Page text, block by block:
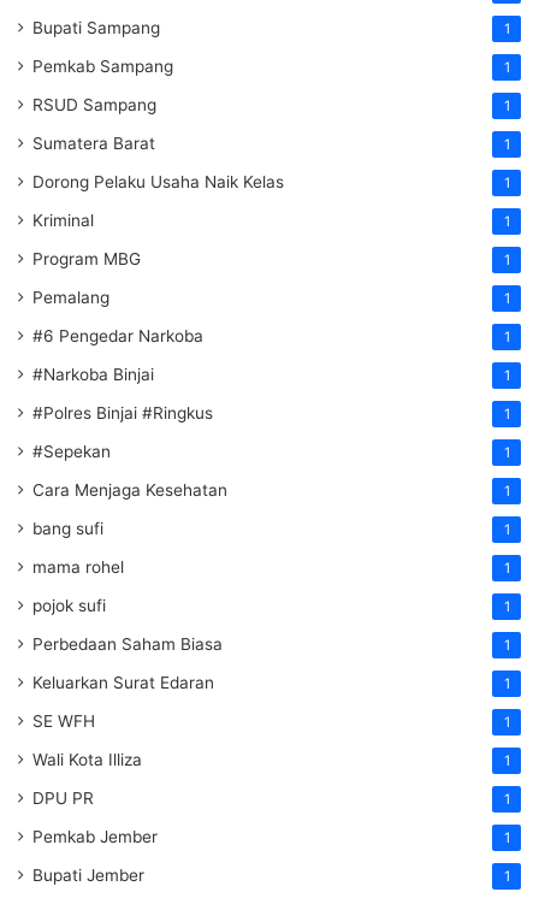
Bupati Sampang 1
Pemkab Sampang 1
RSUD Sampang 1
Sumatera Barat 1
Dorong Pelaku Usaha Naik Kelas 1
Kriminal 1
Program MBG 1
Pemalang 1
#6 Pengedar Narkoba 1
#Narkoba Binjai 1
#Polres Binjai #Ringkus 1
#Sepekan 1
Cara Menjaga Kesehatan 1
bang sufi 1
mama rohel 1
pojok sufi 1
Perbedaan Saham Biasa 1
Keluarkan Surat Edaran 1
SE WFH 1
Wali Kota Illiza 1
DPU PR 1
Pemkab Jember 1
Bupati Jember 1